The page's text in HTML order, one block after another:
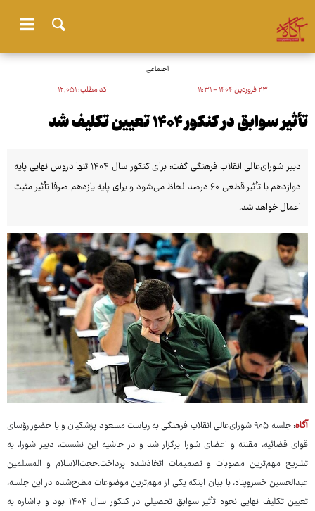
اجتماعی
۲۳ فروردین ۱۴۰۴ - ۱۱:۳۱ کد مطلب:۱۲٬۰۵۱
تأثیر سوابق در کنکور ۱۴۰۴ تعیین تکلیف شد
دبیر شورای‌عالی انقلاب فرهنگی گفت: برای کنکور سال ۱۴۰۴ تنها دروس نهایی پایه
دوازدهم با تأثیر قطعی ۶۰ درصد لحاظ می‌شود و برای پایه یازدهم صرفا تأثیر مثبت
اعمال خواهد شد.
آگاه
: جلسه ۹۰۵ شورای‌عالی انقلاب فرهنگی به ریاست مسعود پزشکیان و با حضور رؤسای
قوای قضائیه، مقننه و اعضای شورا برگزار شد و در حاشیه این نشست، دبیر شورا، به
تشریح مهم‌ترین مصوبات و تصمیمات اتخاذشده پرداخت.حجت‌الاسلام و المسلمین
عبدالحسین خسروپناه، با بیان اینکه یکی از مهم‌ترین موضوعات مطرح‌شده در این جلسه،
تعیین تکلیف نهایی نحوه تأثیر سوابق تحصیلی در کنکور سال ۱۴۰۴ بود و بااشاره به